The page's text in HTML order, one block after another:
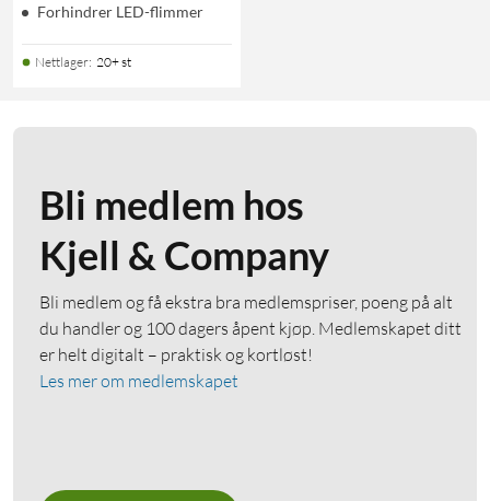
Forhindrer LED-flimmer
Nettlager: 20+ st
Bli medlem hos
Kjell & Company
Bli medlem og få ekstra bra medlemspriser, poeng på alt
du handler og 100 dagers åpent kjøp. Medlemskapet ditt
er helt digitalt – praktisk og kortløst!
Les mer om medlemskapet